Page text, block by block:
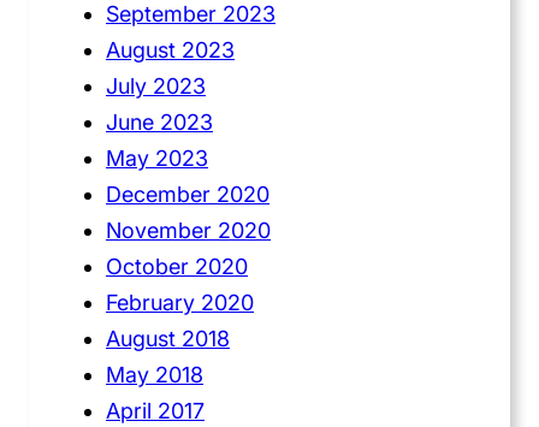
September 2023
August 2023
July 2023
June 2023
May 2023
December 2020
November 2020
October 2020
February 2020
August 2018
May 2018
April 2017